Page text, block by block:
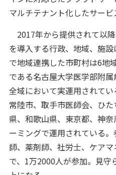
マルチテナント化したサービ
2017年から提供されて以
を導入する行政、地域、施
で地域連携した市町村は6地
である名古屋大学医学部附
全域において実運用されてい
常陸市、取手市医師会、ひ
県、和歌山県、東京都、神
ーミングで運用されている
師、薬剤師、社労士、ケア
で、1万2000人が参加。見